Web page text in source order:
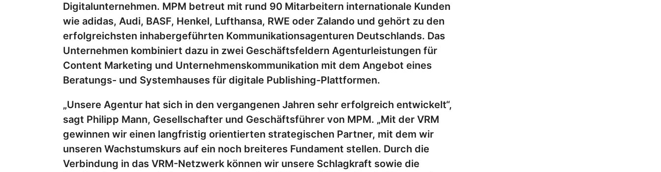
Digitalunternehmen. MPM betreut mit rund 90 Mitarbeitern internationale Kunden
wie adidas, Audi, BASF, Henkel, Lufthansa, RWE oder Zalando und gehört zu den
erfolgreichsten inhabergeführten Kommunikationsagenturen Deutschlands. Das
Unternehmen kombiniert dazu in zwei Geschäftsfeldern Agenturleistungen für
Content Marketing und Unternehmenskommunikation mit dem Angebot eines
Beratungs- und Systemhauses für digitale Publishing-Plattformen.
„Unsere Agentur hat sich in den vergangenen Jahren sehr erfolgreich entwickelt“,
sagt Philipp Mann, Gesellschafter und Geschäftsführer von MPM. „Mit der VRM
gewinnen wir einen langfristig orientierten strategischen Partner, mit dem wir
unseren Wachstumskurs auf ein noch breiteres Fundament stellen. Durch die
Verbindung in das VRM-Netzwerk können wir unsere Schlagkraft sowie die